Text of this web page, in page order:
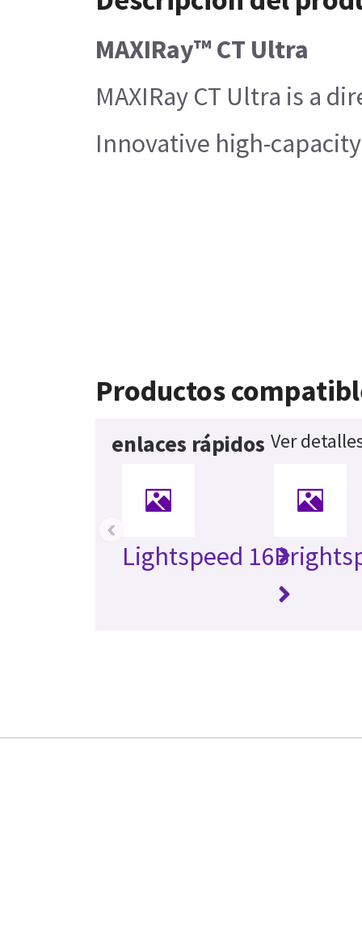
MAXIRay™ CT Ultra
MAXIRay CT Ultra is a
Innovative high-
Productos
enlaces rápidos Ver
Lightspeed 16
‹